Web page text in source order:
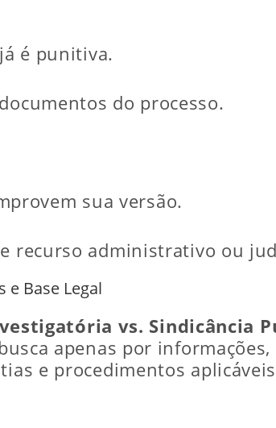
é punitiva.
do processo.
sua versão.
recurso administrativo ou
e Base Legal
vs. Sindicância
apenas por
e procedimentos